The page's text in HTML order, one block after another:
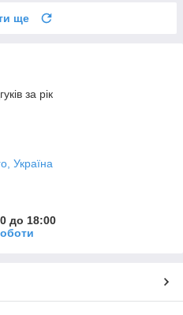
ще
за рік
Україна
до 18:00